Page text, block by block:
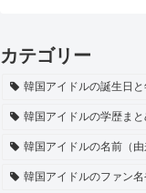
カテゴリー
韓国アイドルの誕生日
韓国アイドルの学歴まと
韓国アイドルの名前（由
韓国アイドルのファン